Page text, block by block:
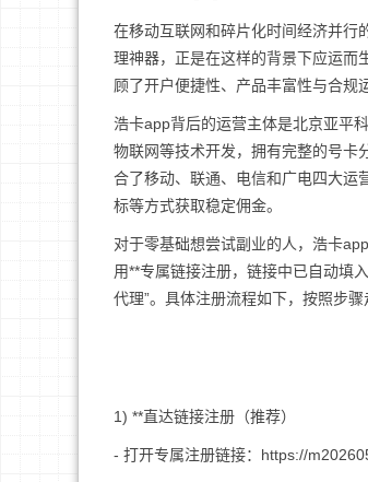
在移动互联网和碎片化时间经济并行
理神器，正是在这样的背景下应运而
顾了开户便捷性、产品丰富性与合规
浩卡app背后的运营主体是北京亚平
物联网等技术开发，拥有完整的号
合了移动、联通、电信和广电四大运
标等方式获取稳定佣金。
对于零基础想尝试副业的人，浩卡
用**专属链接注册，链接中已自动填
代理”。具体注册流程如下，按照步
1) **直达链接注册（推荐）
- 打开专属注册链接：https://